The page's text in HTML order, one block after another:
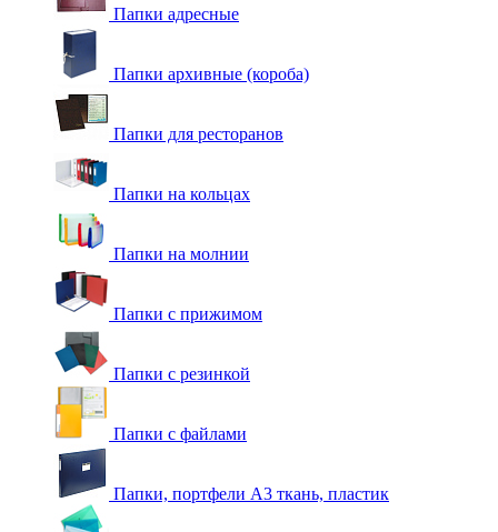
Папки адресные
Папки архивные (короба)
Папки для ресторанов
Папки на кольцах
Папки на молнии
Папки с прижимом
Папки с резинкой
Папки с файлами
Папки, портфели А3 ткань, пластик